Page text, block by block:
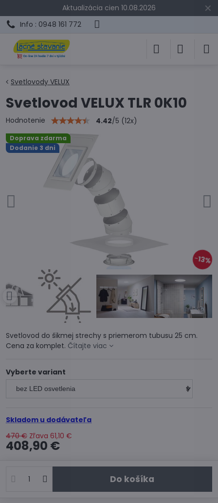
✕
Aktualizácia cien 10.08.2026
Info : 0948 161 772
Doprava zdarma
Dodanie 3 dni
13%
Svetlovody VELUX
Svetlovod VELUX TLR 0K10
Hodnotenie 4.42/5 (12x)
Svetlovod do šikmej strechy s priemerom tubusu 25 cm.
Cena za komplet. Čítajte viac
Vyberte variant
Skladom u dodávateľa
470 € Zľava 61,10 €
408,90 €
Do košíka